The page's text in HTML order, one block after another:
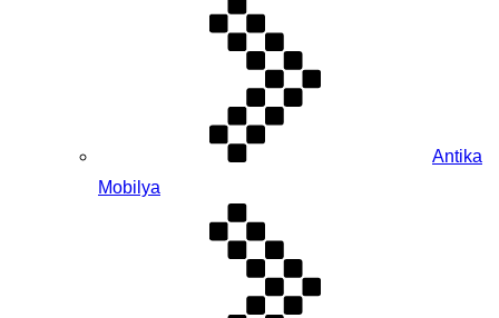
Antika
Mobilya